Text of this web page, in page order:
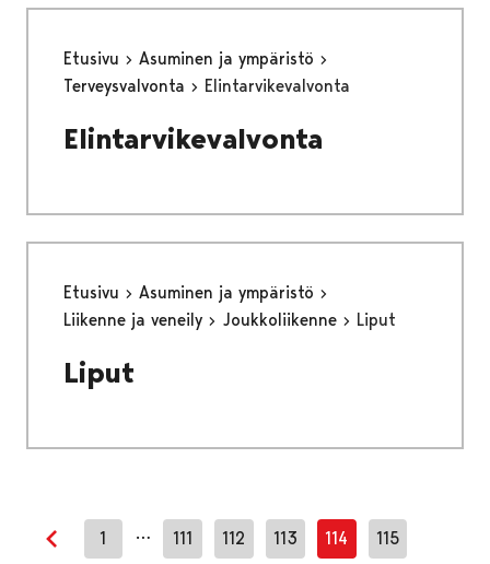
Etusivu
Asuminen ja ympäristö
Terveysvalvonta
Elintarvikevalvonta
Elintarvikevalvonta
Etusivu
Asuminen ja ympäristö
Liikenne ja veneily
Joukkoliikenne Liput
Liput
Edellinen sivu
1 … 111 112 113 114 115